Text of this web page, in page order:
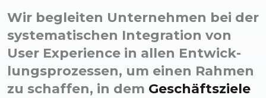
Wir begleiten Unternehmen bei der
systematischen Integration von
User Experience in allen Entwick­
lungs­prozessen, um einen Rahmen
zu schaffen, in dem Geschäfts­ziele